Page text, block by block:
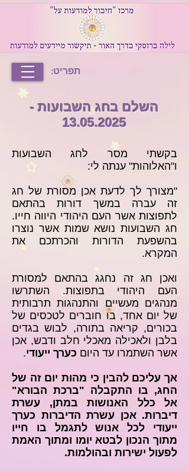
תפריט:
השלם בחג השבועות -
13.05.2025
בקשתי מסר לחג השבועות
ו"האלוהות" ענתה לי:
"מצורך לך לדעת אכן מסורת של חג
זה עברה במשך דורות בהתאם
לתפוצות אשר העם היהודי היווה חייו.
חג השבועות נושא שמות אשר נוצרו
בהשפעת הדורות והכרתכם את
המקרא.
ואכן חג זה נחגג בהתאם למסורת
העם היהודי בתפוצות. השתרשו
מנהגים מעשיים והתנהגות תרבותית
של יום אחד, בו חוברים לטכסים של
בכורים, קריאה בתורה, לבוש בגדים
בלבן ולאכילה מאכלי חלב ודבש, אכן
אשר השתמרו עד היום כערך ייעודי.
אך עליכם להבין כי מהות יום זה של
החג, בו התקבלה "ברכת הבורא"
אל כלל האנושות במתן, עשרת
דיברות. אכן עשרת הדיברות כערך
ייעודי לכל אנוש לתגמל בו חייו
מתוך הנכון לבטא יומו ומתוך האמת
לפעול ישירות ובהולמות.